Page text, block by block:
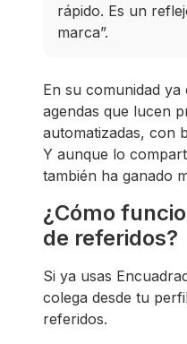
rápido. Es un
marca”.
En su comunidad
agendas que lucen
automatizadas, con
Y aunque lo
también ha ganado
¿Cómo
de referidos?
Si ya usas
colega desde tu
referidos.